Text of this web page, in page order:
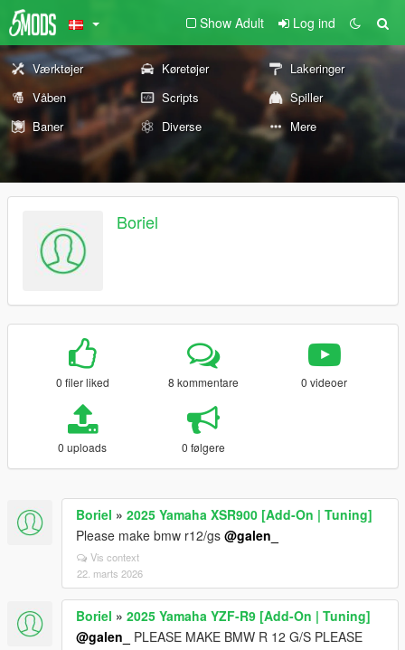
Show Adult Log ind
Værktøjer Køretøjer
Lakeringer
Våben
Scripts
Spiller
Baner
Diverse Mere
Boriel
0 filer liked 8 kommentare 0 videoer
0 uploads 0 følgere
Boriel » 2025 Yamaha XSR900 [Add-On | Tuning]
Please make bmw r12/gs @galen_
Vis context
22. marts 2026
Boriel » 2025 Yamaha YZF-R9 [Add-On | Tuning]
@galen_
PLEASE MAKE BMW R 12 G/S PLEASE